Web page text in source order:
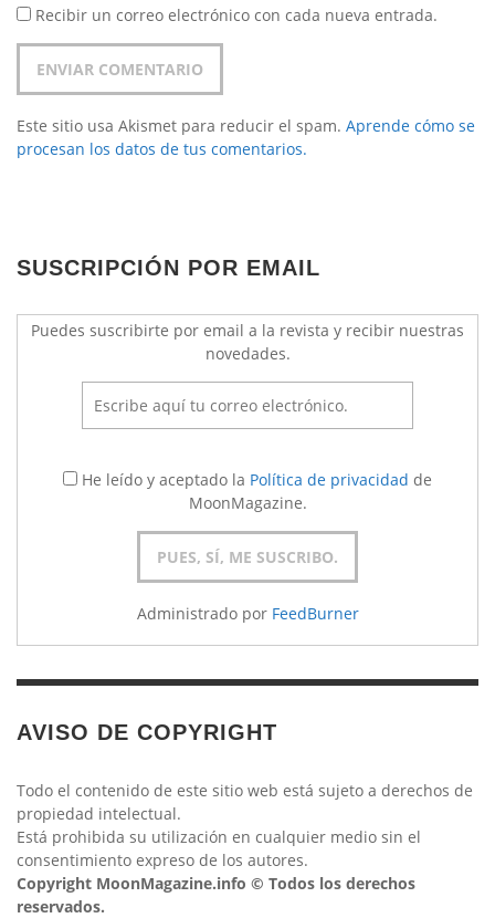
Recibir un correo electrónico con cada nueva entrada.
Este sitio usa Akismet para reducir el spam. Aprende cómo se
procesan los datos de tus comentarios.
SUSCRIPCIÓN POR EMAIL
Puedes suscribirte por email a la revista y recibir nuestras
novedades.
He leído y aceptado la Política de privacidad de
MoonMagazine.
Administrado por FeedBurner
AVISO DE COPYRIGHT
Todo el contenido de este sitio web está sujeto a derechos de
propiedad intelectual.
Está prohibida su utilización en cualquier medio sin el
consentimiento expreso de los autores.
Copyright MoonMagazine.info © Todos los derechos
reservados.